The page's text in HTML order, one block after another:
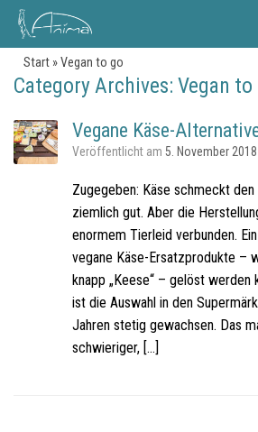
Start»Vegan to go
Category Archives: Vegan to
Vegane Käse-
Veröffentlicht am5. November 2018
Zugegeben: Käse schmeckt
ziemlich gut. Aber die
enormem Tierleid verbunden.
vegane Käse-Ersatzprodukte –
knapp „Keese“ – gelöst werden
ist die Auswahl in den
Jahren stetig gewachsen. Das
schwieriger, […]